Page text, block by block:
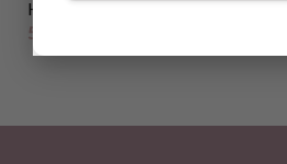
Höna
50.00